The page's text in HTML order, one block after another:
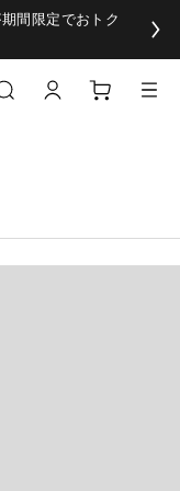
間限定でおトク